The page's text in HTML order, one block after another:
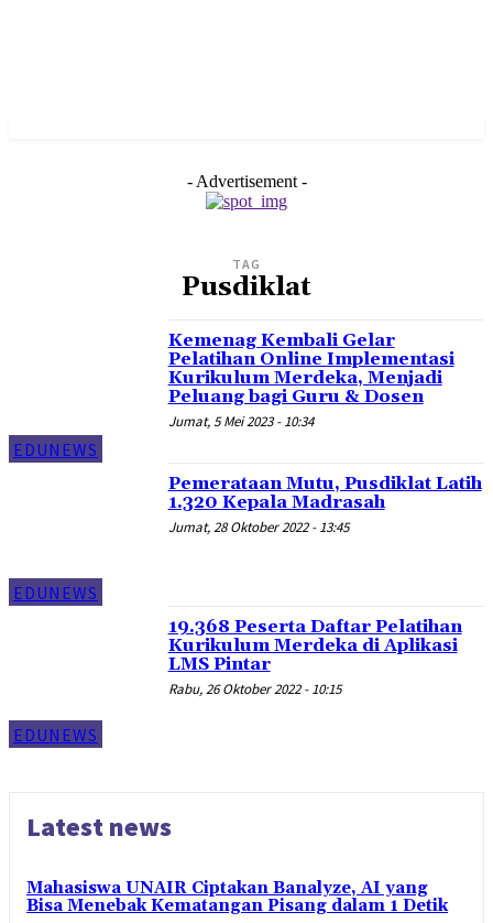
- Advertisement -
TAG
Pusdiklat
EDUNEWS
Kemenag Kembali Gelar
Pelatihan Online Implementasi
Kurikulum Merdeka, Menjadi
Peluang bagi Guru & Dosen
Jumat, 5 Mei 2023 - 10:34
EDUNEWS
Pemerataan Mutu, Pusdiklat Latih
1.320 Kepala Madrasah
Jumat, 28 Oktober 2022 - 13:45
EDUNEWS
19.368 Peserta Daftar Pelatihan
Kurikulum Merdeka di Aplikasi
LMS Pintar
Rabu, 26 Oktober 2022 - 10:15
Latest news
Mahasiswa UNAIR Ciptakan Banalyze, AI yang
Bisa Menebak Kematangan Pisang dalam 1 Detik